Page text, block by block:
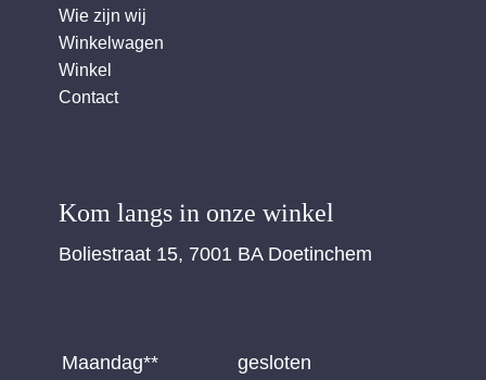
Wie zijn wij
Winkelwagen
Winkel
Contact
Kom langs in onze winkel
Boliestraat 15, 7001 BA Doetinchem
Maandag** gesloten